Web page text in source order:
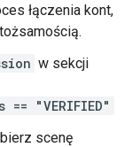
łączenia kont,
w sekcji
"VERIFIED"
scenę